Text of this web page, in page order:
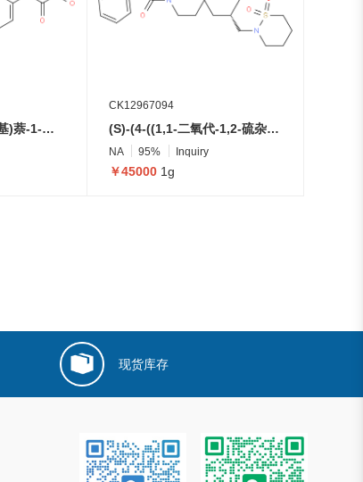
1-(5-(2,3-二氧代丁基)萘-1-基)-3-(2,5-二氧代咪唑烷-1-基)脲
CK12967094
(S)-(4-((1,1-二氧代-1,2-硫杂环己烷-2-基)甲基)-1-氧杂-9-氮杂螺[5.5]十一烷-9-基)(1-苯基环戊基)甲酮
NA 95% Inquiry
￥45000 1g
现货库存